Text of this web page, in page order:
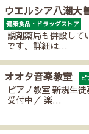
ウエルシア八潮大
健康食品・ドラッグストア
調剤薬局も併設して
です。詳細は…
オオタ音楽教室 ピ
ピアノ教室 新規生
受付中／ 楽…